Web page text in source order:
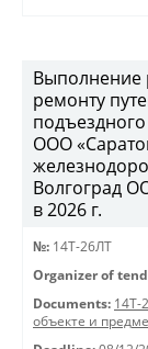
Выполнение
ремонту
ООО
Волгоград
в 2026 г.
№: 14Т-26ЛТ
Organizer of
Documents: 14Т-
объекте и